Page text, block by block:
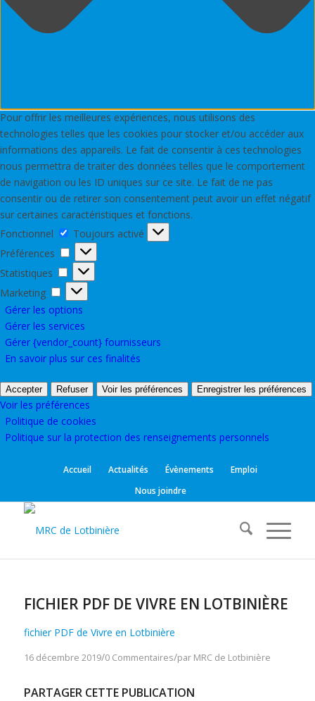
Pour offrir les meilleures expériences, nous utilisons des
technologies telles que les cookies pour stocker et/ou accéder aux
informations des appareils. Le fait de consentir à ces technologies
nous permettra de traiter des données telles que le comportement
de navigation ou les ID uniques sur ce site. Le fait de ne pas
consentir ou de retirer son consentement peut avoir un effet négatif
sur certaines caractéristiques et fonctions.
Fonctionnel
Fonctionnel
Toujours activé
Préférences
Préférences
Statistiques Statistiques
Marketing Marketing
Gérer les options
Gérer les services
Gérer {vendor_count} fournisseurs
En savoir plus sur ces finalités
Accepter Refuser Voir les préférences Enregistrer les préférences
Voir les préférences
Politique de cookies
Politique sur la protection des renseignements personnels
Accueil Actualités Évènements
Emploi
Nous joindre
FICHIER PDF DE VIVRE EN LOTBINIÈRE
fichier PDF de Vivre en Lotbinière
16 décembre 2019/0 Commentaires/par MRC de Lotbinière
PARTAGER CETTE PUBLICATION